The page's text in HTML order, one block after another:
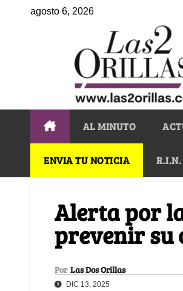
agosto 6, 2026
AL MINUTO
ENVIA TU NOTICIA R.I.N.
Alerta por
prevenir su
Por Las Dos Orillas
DIC 13, 2025